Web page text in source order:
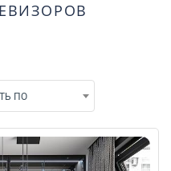
ПО